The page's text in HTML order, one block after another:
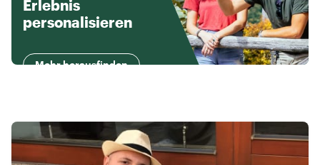
Erlebnis
personalisieren
Mehr herausfinden